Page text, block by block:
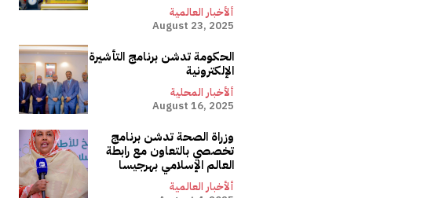
ألأخبار العالمية
August 23, 2025
الحكومة تدشن برنامج التأشيرة
الإلكترونية
ألأخبار المحلية
August 16, 2025
وزراة الصحة تدشن برنامج
تخصصي بالتعاون مع رابطة
العالم الإسلامي بهرجيسا
ألأخبار العالمية